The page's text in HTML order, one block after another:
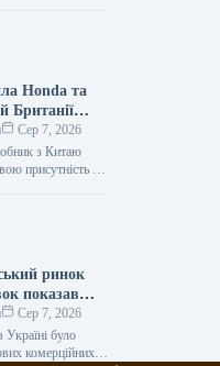
management
for specialized
Honda та
Британії
своєї появи
Сер 7, 2026
з Китаю
присутність на
ніж за 12
ринок
показав
на 34
Сер 7, 2026
було
комерційних